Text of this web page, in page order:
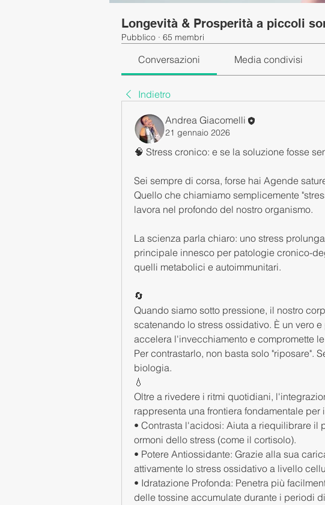
Longevità & Prosperità a piccoli
Pubblico · 65 membri
Conversazioni Media condivisi
Indietro
Andrea Giacomelli
21 gennaio 2026
🧠 Stress cronico: e se la soluzione fosse
Sei sempre di corsa, forse hai Agende
Quello che chiamiamo semplicemente
lavora nel profondo del nostro organismo.
La scienza parla chiaro: uno stress
principale innesco per patologie cronico-
quelli metabolici e autoimmunitari.
🔄
Quando siamo sotto pressione, il nostro
scatenando lo stress ossidativo. È un vero
accelera l'invecchiamento e compromette
Per contrastarlo, non basta solo "riposare".
biologia.
💧
Oltre a rivedere i ritmi quotidiani,
rappresenta una frontiera fondamentale per
• Contrasta l'acidosi: Aiuta a riequilibrare il
ormoni dello stress (come il cortisolo).
• Potere Antiossidante: Grazie alla sua
attivamente lo stress ossidativo a livello
• Idratazione Profonda: Penetra più
delle tossine accumulate durante i periodi